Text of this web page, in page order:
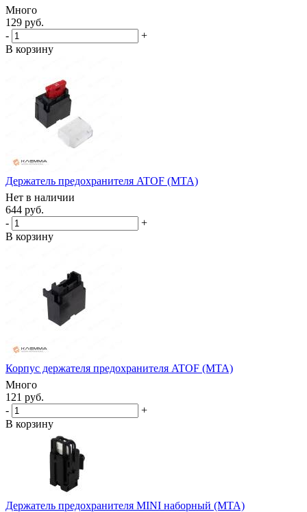
Много
129 руб.
-
+
В корзину
Держатель предохранителя ATOF (MTA)
Нет в наличии
644 руб.
-
+
В корзину
Корпус держателя предохранителя ATOF (MTA)
Много
121 руб.
-
+
В корзину
Держатель предохранителя MINI наборный (MTA)